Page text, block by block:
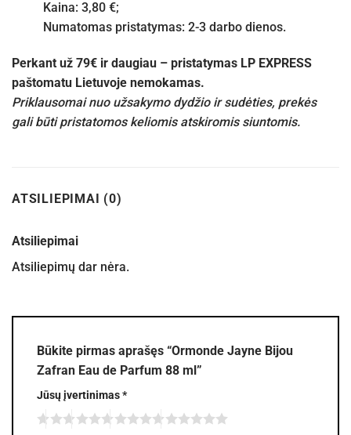
Kaina: 3,80 €;
Numatomas pristatymas: 2-3 darbo dienos.
Perkant už 79€ ir daugiau – pristatymas LP EXPRESS
paštomatu Lietuvoje nemokamas.
Priklausomai nuo užsakymo dydžio ir sudėties, prekės
gali būti pristatomos keliomis atskiromis siuntomis.
ATSILIEPIMAI (0)
Atsiliepimai
Atsiliepimų dar nėra.
Būkite pirmas aprašęs “Ormonde Jayne Bijou
Zafran Eau de Parfum 88 ml”
Jūsų įvertinimas*